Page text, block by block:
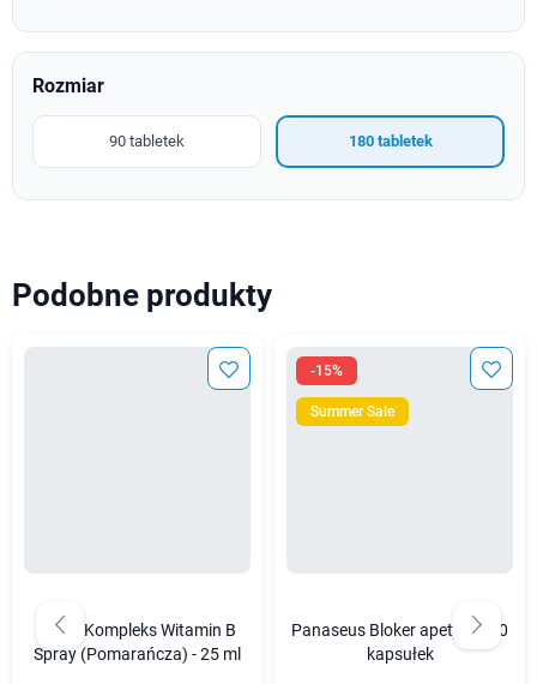
Rozmiar
90 tabletek 180 tabletek
Podobne produkty
Osavi Kompleks Witamin B
Spray (Pomarańcza) - 25 ml
-15%
Summer Sale
Panaseus Bloker apetytu - 50
kapsułek